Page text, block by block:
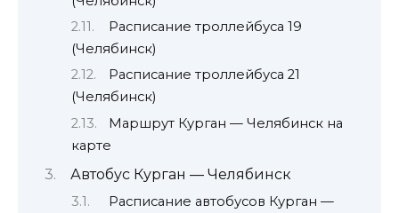
Расписание троллейбуса 19
(Челябинск)
Расписание троллейбуса 21
(Челябинск)
Маршрут Курган — Челябинск на
карте
Автобус Курган — Челябинск
Расписание автобусов Курган —